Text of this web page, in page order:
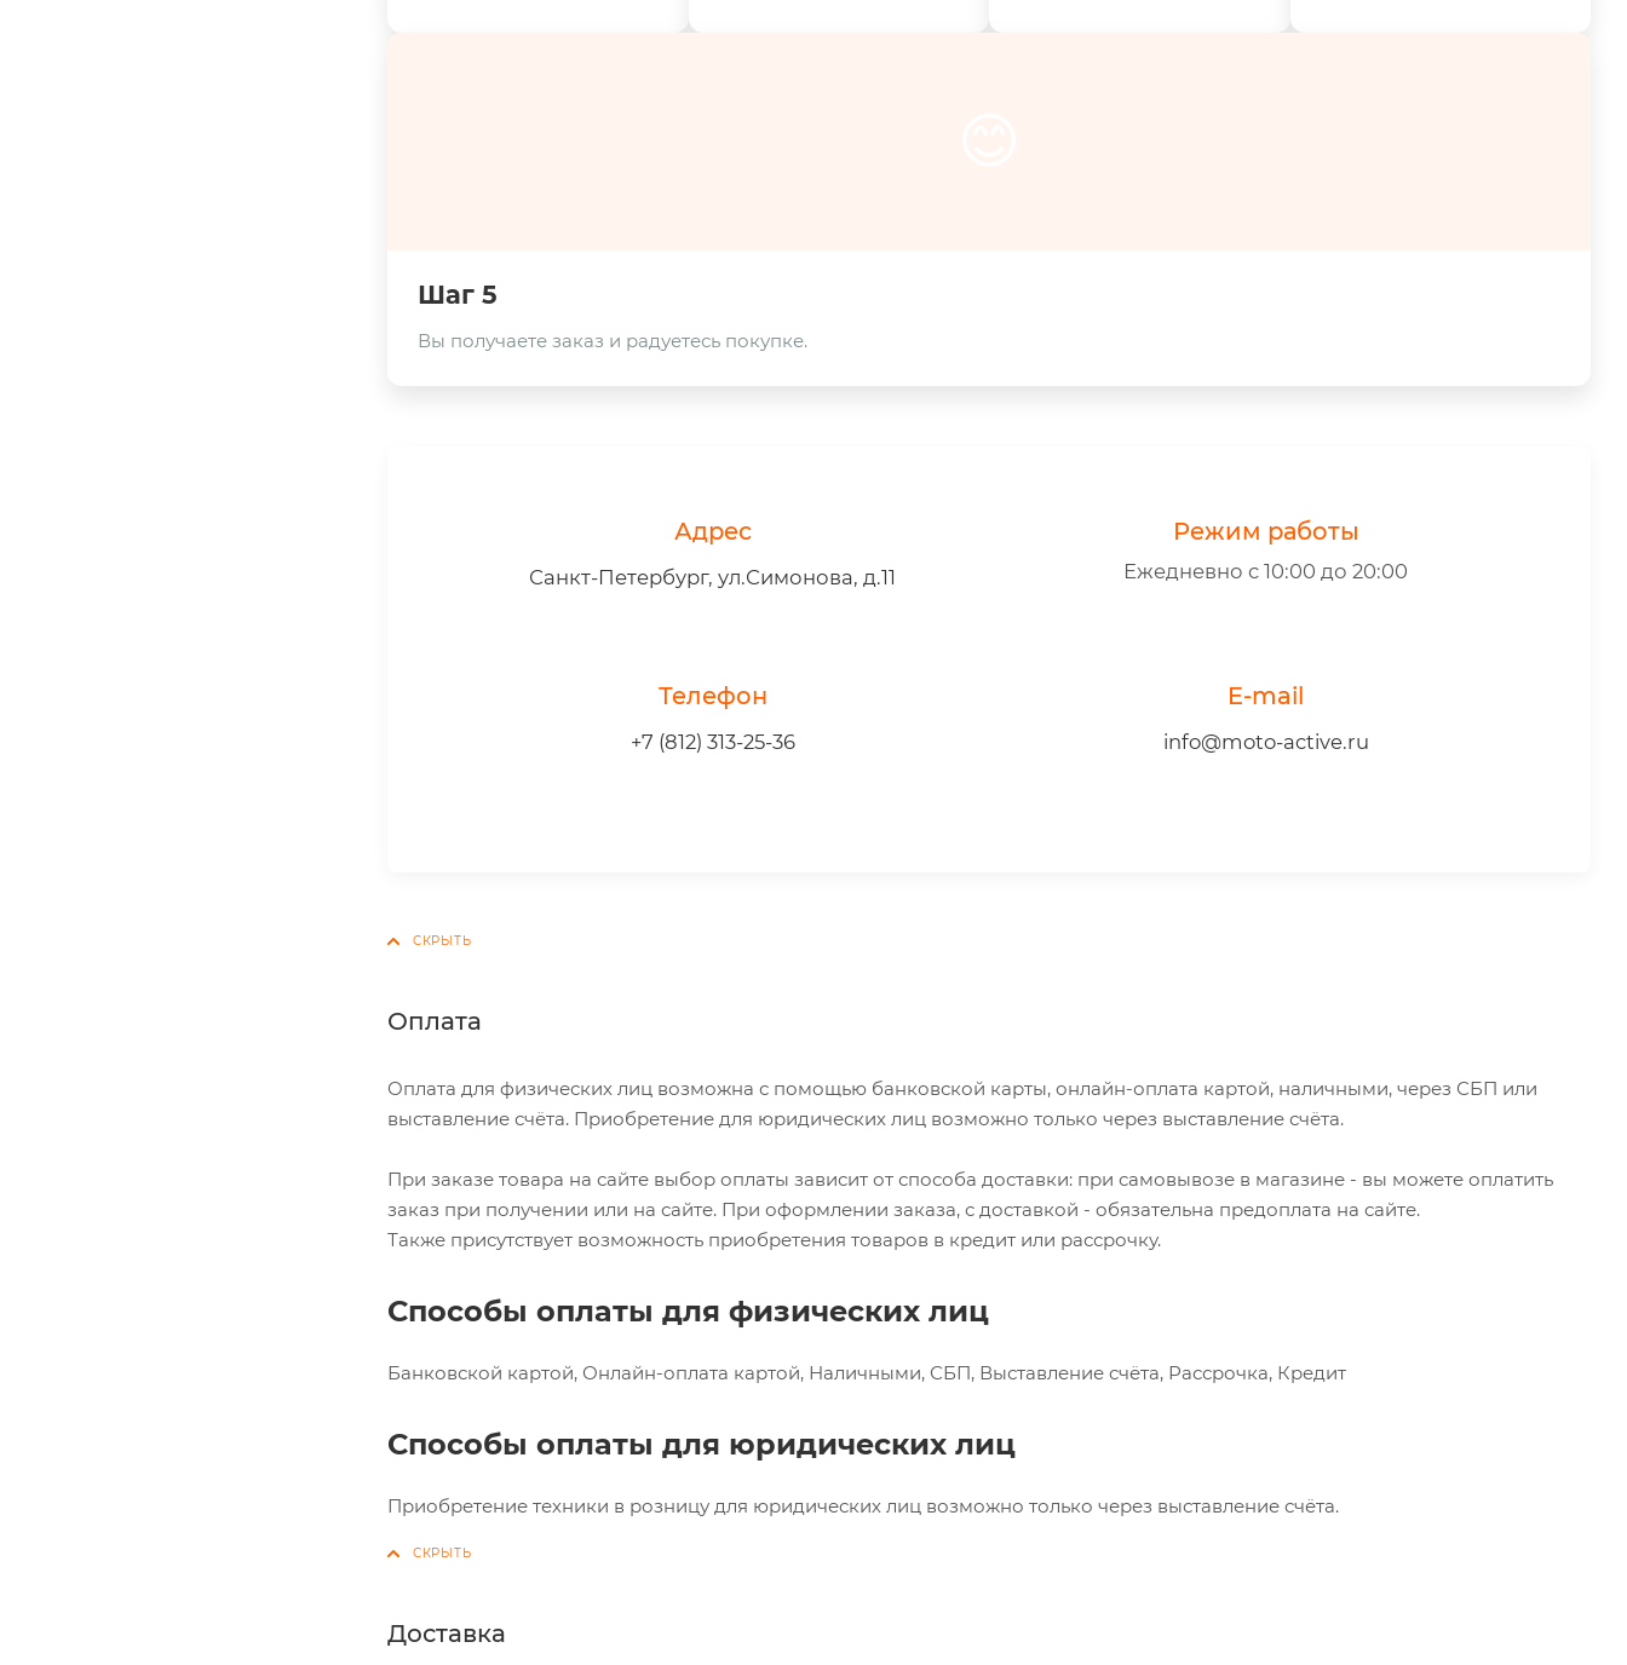
Шаг 5
Вы получаете заказ и радуетесь покупке.
Адрес
Санкт-Петербург, ул.Симонова, д.11
Режим работы
Ежедневно с 10:00 до 20:00
Телефон
+7 (812) 313-25-36
E-mail
info@moto-active.ru
Оплата
Оплата для физических лиц возможна с помощью банковской карты, онлайн-оплата картой, наличными, через СБП или
выставление счёта. Приобретение для юридических лиц возможно только через выставление счёта.
При заказе товара на сайте выбор оплаты зависит от способа доставки: при самовывозе в магазине - вы можете оплатить
заказ при получении или на сайте. При оформлении заказа, с доставкой - обязательна предоплата на сайте.
Также присутствует возможность приобретения товаров в кредит или рассрочку.
Способы оплаты для физических лиц
Банковской картой, Онлайн-оплата картой, Наличными, СБП, Выставление счёта, Рассрочка, Кредит
Способы оплаты для юридических лиц
Приобретение техники в розницу для юридических лиц возможно только через выставление счёта.
Доставка